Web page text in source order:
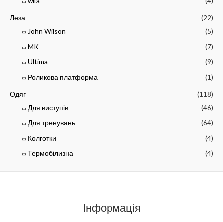
Леза
(22)
John Wilson
(5)
MK
(7)
Ultima
(9)
Роликова платформа
(1)
Одяг
(118)
Для виступів
(46)
Для тренувань
(64)
Колготки
(4)
Термобілизна
(4)
Інформація